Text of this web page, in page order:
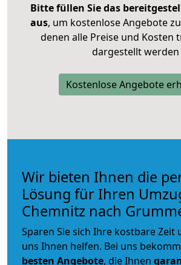
Bitte füllen Sie das
aus, um kostenlose Angebote
denen alle Preise und Kosten
dargestellt werden
Kostenlose Angebote
Wir bieten Ihnen die
Lösung für Ihren
Chemnitz nach
Sparen Sie sich Ihre kostbare Zeit
uns Ihnen helfen. Bei uns
besten Angebote, die Ihnen